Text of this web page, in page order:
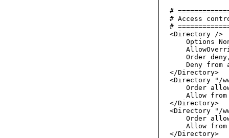
#
# Access
#
<Directory />
Options
Order
Deny from
</Directory>
<Directory "/
Order
Allow from
</Directory>
<Directory "/
Order
Allow from
</Directory>